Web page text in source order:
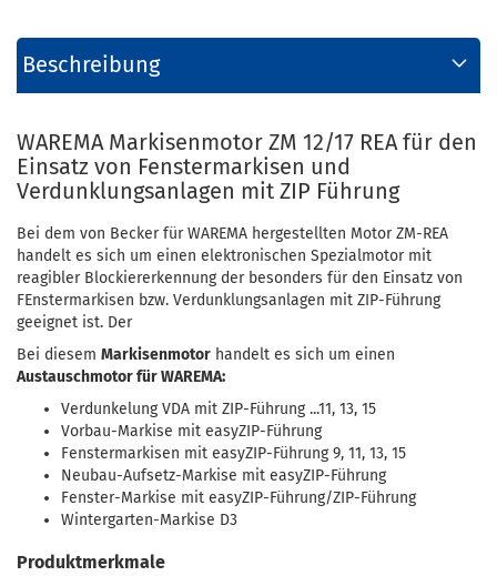
Beschreibung
WAREMA Markisenmotor ZM 12/17 REA für den
Einsatz von Fenstermarkisen und
Verdunklungsanlagen mit ZIP Führung
Bei dem von Becker für WAREMA hergestellten Motor ZM-REA
handelt es sich um einen elektronischen Spezialmotor mit
reagibler Blockiererkennung der besonders für den Einsatz von
FEnstermarkisen bzw. Verdunklungsanlagen mit ZIP-Führung
geeignet ist. Der
Bei diesem Markisenmotor handelt es sich um einen
Austauschmotor für WAREMA:
Verdunkelung VDA mit ZIP-Führung ...11, 13, 15
Vorbau-Markise mit easyZIP-Führung
Fenstermarkisen mit easyZIP-Führung 9, 11, 13, 15
Neubau-Aufsetz-Markise mit easyZIP-Führung
Fenster-Markise mit easyZIP-Führung/ZIP-Führung
Wintergarten-Markise D3
Produktmerkmale